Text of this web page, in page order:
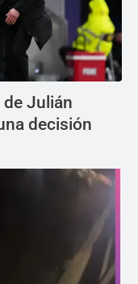
Julián
decisión